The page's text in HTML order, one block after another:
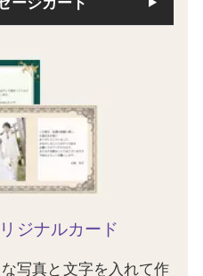
ジナルカード
写真と文字を入れて作